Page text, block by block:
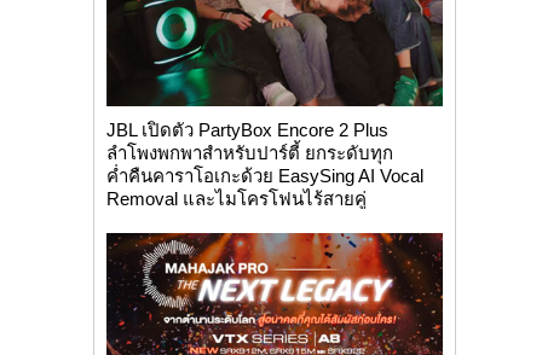
JBL เปิดตัว PartyBox Encore 2 Plus
ลำโพงพกพาสำหรับปาร์ตี้ ยกระดับทุก
ค่ำคืนคาราโอเกะด้วย EasySing AI Vocal
Removal และไมโครโฟนไร้สายคู่